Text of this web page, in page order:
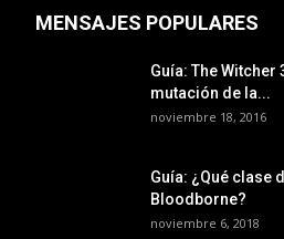
MENSAJES POPULARES
Guía: The Witcher
mutación de la...
noviembre 18, 2016
Guía: ¿Qué clase
Bloodborne?
noviembre 6, 2018